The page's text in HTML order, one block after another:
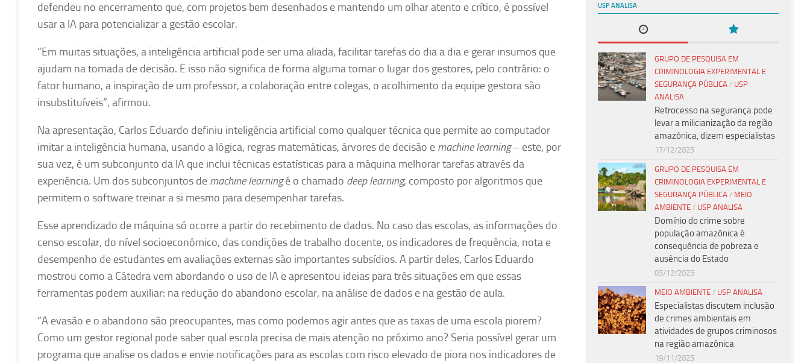
defendeu no encerramento que, com projetos bem desenhados e mantendo um olhar atento e crítico, é possível
usar a IA para potencializar a gestão escolar.
“Em muitas situações, a inteligência artificial pode ser uma aliada, facilitar tarefas do dia a dia e gerar insumos que
ajudam na tomada de decisão. E isso não significa de forma alguma tomar o lugar dos gestores, pelo contrário: o
fator humano, a inspiração de um professor, a colaboração entre colegas, o acolhimento da equipe gestora são
insubstituíveis”, afirmou.
Na apresentação, Carlos Eduardo definiu inteligência artificial como qualquer técnica que permite ao computador
imitar a inteligência humana, usando a lógica, regras matemáticas, árvores de decisão e machine learning– este, por
sua vez, é um subconjunto da IA que inclui técnicas estatísticas para a máquina melhorar tarefas através da
experiência. Um dos subconjuntos de machine learningé o chamado deep learning, composto por algoritmos que
permitem o software treinar a si mesmo para desempenhar tarefas.
Esse aprendizado de máquina só ocorre a partir do recebimento de dados. No caso das escolas, as informações do
censo escolar, do nível socioeconômico, das condições de trabalho docente, os indicadores de frequência, nota e
desempenho de estudantes em avaliações externas são importantes subsídios. A partir deles, Carlos Eduardo
mostrou como a Cátedra vem abordando o uso de IA e apresentou ideias para três situações em que essas
ferramentas podem auxiliar: na redução do abandono escolar, na análise de dados e na gestão de aula.
“A evasão e o abandono são preocupantes, mas como podemos agir antes que as taxas de uma escola piorem?
Como um gestor regional pode saber qual escola precisa de mais atenção no próximo ano? Seria possível gerar um
programa que analise os dados e envie notificações para as escolas com risco elevado de piora nos indicadores de
USP ANALISA
GRUPO DE PESQUISA EM
CRIMINOLOGIA EXPERIMENTAL E
SEGURANÇA PÚBLICA / USP
ANALISA
Retrocesso na segurança pode
levar a milicianização da região
amazônica, dizem especialistas
17/12/2025
GRUPO DE PESQUISA EM
CRIMINOLOGIA EXPERIMENTAL E
SEGURANÇA PÚBLICA / MEIO
AMBIENTE / USP ANALISA
Domínio do crime sobre
população amazônica é
consequência de pobreza e
ausência do Estado
03/12/2025
MEIO AMBIENTE / USP ANALISA
Especialistas discutem inclusão
de crimes ambientais em
atividades de grupos criminosos
na região amazônica
19/11/2025